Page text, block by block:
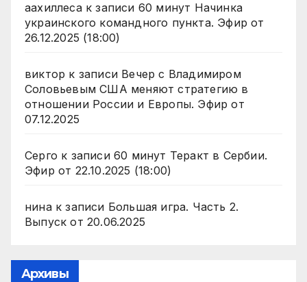
аахиллесак записи 60 минут Начинка
украинского командного пункта. Эфир от
26.12.2025 (18:00)
виктор к записи Вечер с Владимиром
Соловьевым США меняют стратегию в
отношении России и Европы. Эфир от
07.12.2025
Серго к записи 60 минут Теракт в Сербии.
Эфир от 22.10.2025 (18:00)
нинак записи Большая игра. Часть 2.
Выпуск от 20.06.2025
Архивы